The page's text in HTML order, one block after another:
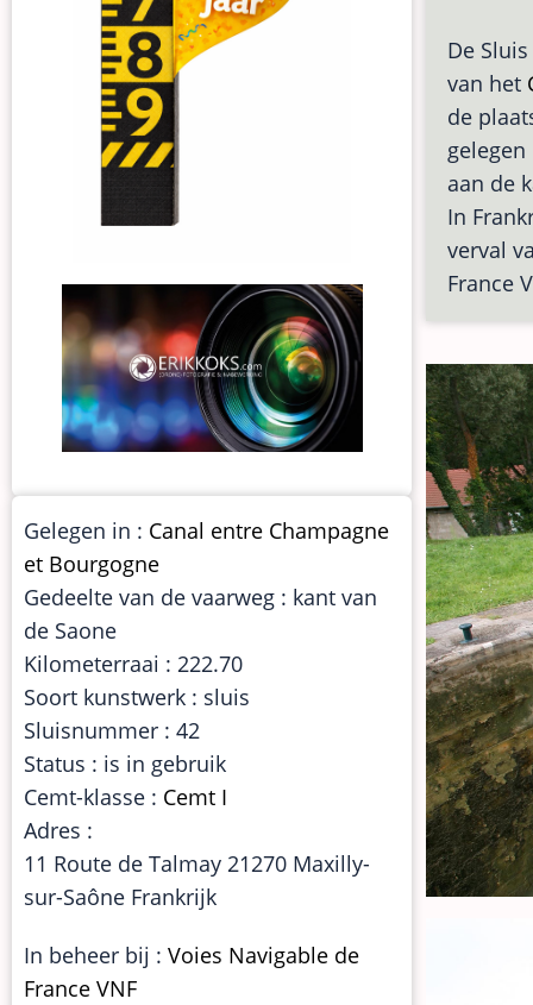
De
van het
de
aan de
In
verval
France
Gelegen in : Canal entre Champagne
et Bourgogne
Gedeelte van de vaarweg : kant van
de Saone
Kilometerraai : 222.70
Soort kunstwerk : sluis
Sluisnummer : 42
Status : is in gebruik
Cemt-klasse : Cemt I
Adres :
11 Route de Talmay 21270 Maxilly-
sur-Saône Frankrijk
In beheer bij : Voies Navigable de
France VNF